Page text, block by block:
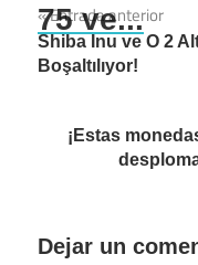
75 ve...
Navegación
de
Entrada anterior
Shiba Inu ve O 2
Boşaltılıyor!
¡Estas
Dejar un